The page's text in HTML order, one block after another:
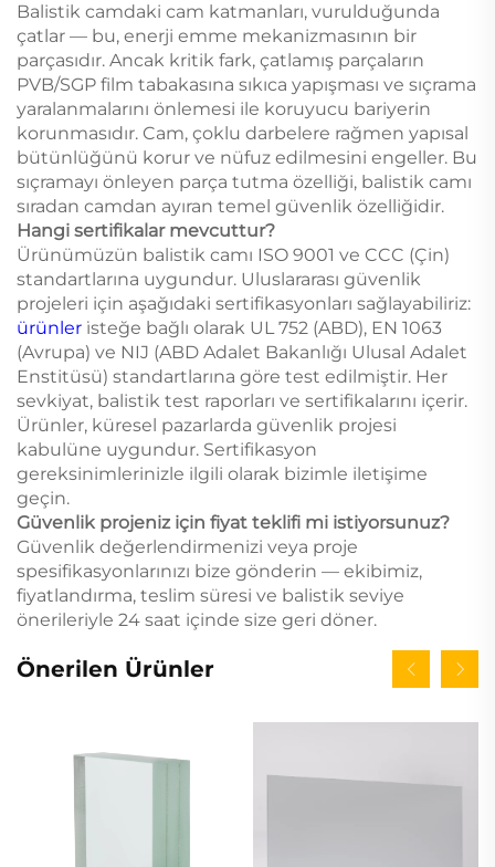
Balistik camdaki cam katmanları, vurulduğunda
çatlar — bu, enerji emme mekanizmasının bir
parçasıdır. Ancak kritik fark, çatlamış parçaların
PVB/SGP film tabakasına sıkıca yapışması ve sıçrama
yaralanmalarını önlemesi ile koruyucu bariyerin
korunmasıdır. Cam, çoklu darbelere rağmen yapısal
bütünlüğünü korur ve nüfuz edilmesini engeller. Bu
sıçramayı önleyen parça tutma özelliği, balistik camı
sıradan camdan ayıran temel güvenlik özelliğidir.
Hangi sertifikalar mevcuttur?
Ürünümüzün balistik camı ISO 9001 ve CCC (Çin)
standartlarına uygundur. Uluslararası güvenlik
projeleri için aşağıdaki sertifikasyonları sağlayabiliriz:
ürünler i̇steğe bağlı olarak UL 752 (ABD), EN 1063
(Avrupa) ve NIJ (ABD Adalet Bakanlığı Ulusal Adalet
Enstitüsü) standartlarına göre test edilmiştir. Her
sevkiyat, balistik test raporları ve sertifikalarını içerir.
Ürünler, küresel pazarlarda güvenlik projesi
kabulüne uygundur. Sertifikasyon
gereksinimlerinizle ilgili olarak bizimle iletişime
geçin.
Güvenlik projeniz için fiyat teklifi mi istiyorsunuz?
Güvenlik değerlendirmenizi veya proje
spesifikasyonlarınızı bize gönderin — ekibimiz,
fiyatlandırma, teslim süresi ve balistik seviye
önerileriyle 24 saat içinde size geri döner.
Önerilen Ürünler